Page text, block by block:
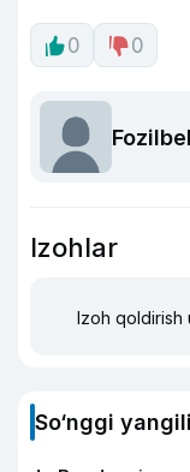
0 0
Izohlar
Izoh qoldirish
So‘nggi